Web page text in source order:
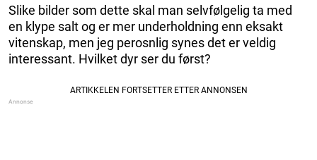
Slike bilder som dette skal man selvfølgelig ta med
en klype salt og er mer underholdning enn eksakt
vitenskap, men jeg perosnlig synes det er veldig
interessant. Hvilket dyr ser du først?